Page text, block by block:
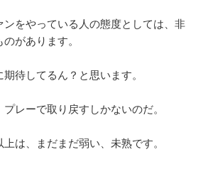
ンをやっている人の態度としては、非
があります。
待してるん？と思います。
レーで取り戻すしかないのだ。
は、まだまだ弱い、未熟です。